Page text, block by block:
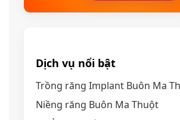
Dịch vụ nổi bật
Trồng răng Implant Buôn Ma
Niềng răng Buôn Ma Thuột